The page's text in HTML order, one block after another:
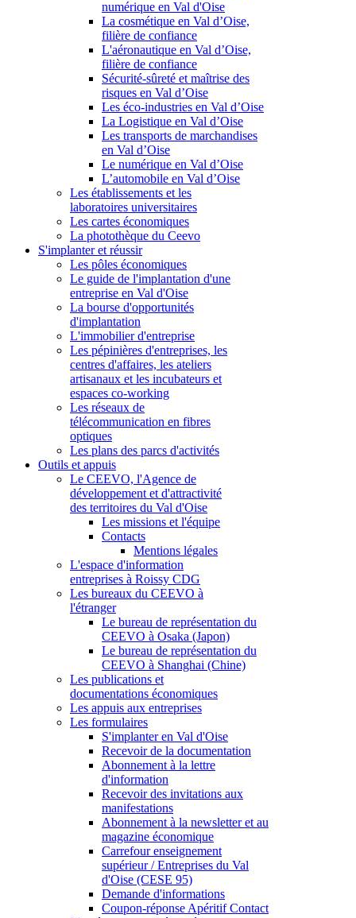
numérique en Val d'Oise
La cosmétique en Val d’Oise,
filière de confiance
L'aéronautique en Val d’Oise,
filière de confiance
Sécurité-sûreté et maîtrise des
risques en Val d’Oise
Les éco-industries en Val d’Oise
La Logistique en Val d’Oise
Les transports de marchandises
en Val d’Oise
Le numérique en Val d’Oise
L’automobile en Val d’Oise
Les établissements et les
laboratoires universitaires
Les cartes économiques
La photothèque du Ceevo
S'implanter et réussir
Les pôles économiques
Le guide de l'implantation d'une
entreprise en Val d'Oise
La bourse d'opportunités
d'implantation
L'immobilier d'entreprise
Les pépinières d'entreprises, les
centres d'affaires, les ateliers
artisanaux et les incubateurs et
espaces co-working
Les réseaux de
télécommunication en fibres
optiques
Les plans des parcs d'activités
Outils et appuis
Le CEEVO, l'Agence de
développement et d'attractivité
des territoires du Val d'Oise
Les missions et l'équipe
Contacts
Mentions légales
L'espace d'information
entreprises à Roissy CDG
Les bureaux du CEEVO à
l'étranger
Le bureau de représentation du
CEEVO à Osaka (Japon)
Le bureau de représentation du
CEEVO à Shanghai (Chine)
Les publications et
documentations économiques
Les appuis aux entreprises
Les formulaires
S'implanter en Val d'Oise
Recevoir de la documentation
Abonnement à la lettre
d'information
Recevoir des invitations aux
manifestations
Abonnement à la newsletter et au
magazine économique
Carrefour enseignement
supérieur / Entreprises du Val
d'Oise (CESE 95)
Demande d'informations
Coupon-réponse Apéritif Contact